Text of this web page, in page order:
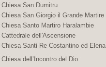
Chiesa San Dumitru
Chiesa San Giorgio il Grande Martire
Chiesa Santo Martiro Haralambie
Cattedrale dell'Ascensione
Chiesa Santi Re Costantino ed Elena
Chiesa dell’Incontro del Dio